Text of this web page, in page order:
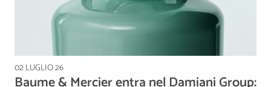
02 LUGLIO 26
Baume & Mercier entra nel Damiani Group: